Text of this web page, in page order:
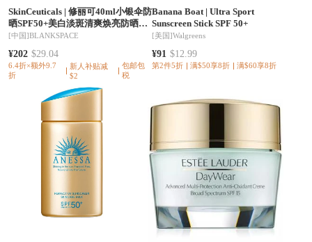
SkinCeuticals| 修丽可40ml小银伞防
晒SPF50+美白淡斑清爽焕亮防晒乳
防晒霜【
[中国]BLANKSPACE
¥202 $29.04
6.4折×额外9.7
折
新人补贴减
$2
包邮包
税
Banana Boat |Ultra Sport
Sunscreen Stick SPF 50+
[美国]Walgreens
¥91 $12.99
第2件5折 满$50享8折 满$60享8折